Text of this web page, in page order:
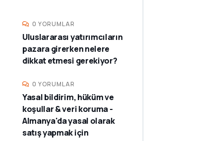
0 YORUMLAR
Uluslararası yatırımcıların
pazara girerken nelere
dikkat etmesi gerekiyor?
0 YORUMLAR
Yasal bildirim, hüküm ve
koşullar & veri koruma -
Almanya'da yasal olarak
satış yapmak için